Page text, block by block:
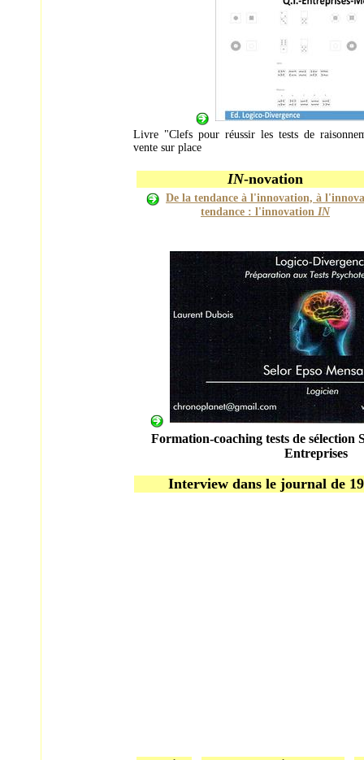
Livre "Clefs pour réussir les tests de
vente sur place
IN-novation
De la tendance à l'innovation, à
tendance : l'innovation IN
Formation-coaching tests de sélection
Entreprises
Interview dans le journal de